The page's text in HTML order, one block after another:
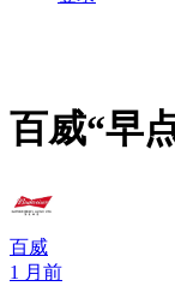
百威“早
百威
1 月前